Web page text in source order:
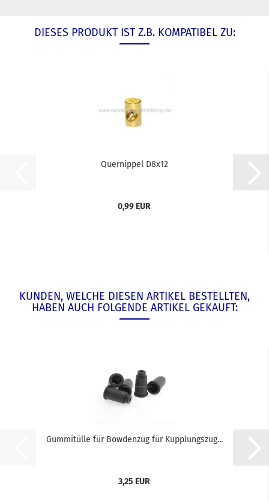
DIESES PRODUKT IST Z.B. KOMPATIBEL ZU:
Quernippel D8x12
0,99 EUR
KUNDEN, WELCHE DIESEN ARTIKEL BESTELLTEN,
HABEN AUCH FOLGENDE ARTIKEL GEKAUFT:
Gummitülle für Bowdenzug für Kupplungszug...
3,25 EUR